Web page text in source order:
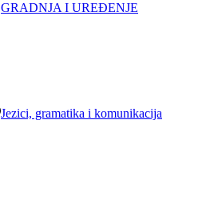
GRADNJA I UREĐENJE
Jezici, gramatika i komunikacija